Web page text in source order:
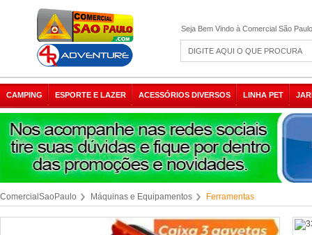
Seja Bem Vindo à Comercial São
CAMPING ESPORTE E LAZER ACESSÓRIOS DIVERSOS LINHA PET
ComercialSaoPaulo Máquinas e Equipamentos Ferramentas